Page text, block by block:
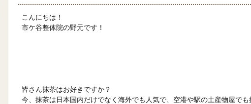
こんにちは！
市ケ谷整体院の野元です！
皆さん抹茶はお好きですか？
今、抹茶は日本国内だけでなく海外でも人気で、空港や駅の土産物屋で